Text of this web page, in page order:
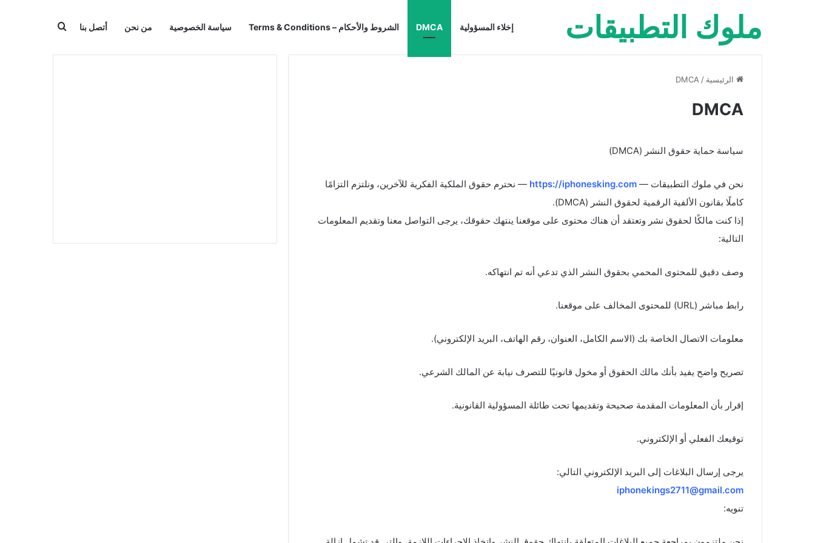
ملوك التطبيقات إخلاء المسؤولية DMCA الشروط والأحكام – Terms & Conditions سياسة الخصوصية من نحن أتصل بنا بحث عن
الرئيسية /
DMCA
DMCA
سياسة حماية حقوق النشر (DMCA)
نحن في ملوك التطبيقات — https://iphonesking.com — نحترم حقوق الملكية الفكرية للآخرين، ونلتزم التزامًا
كاملًا بقانون الألفية الرقمية لحقوق النشر (DMCA).
إذا كنت مالكًا لحقوق نشر وتعتقد أن هناك محتوى على موقعنا ينتهك حقوقك، يرجى التواصل معنا وتقديم المعلومات
التالية:
وصف دقيق للمحتوى المحمي بحقوق النشر الذي تدعي أنه تم انتهاكه.
رابط مباشر (URL) للمحتوى المخالف على موقعنا.
معلومات الاتصال الخاصة بك (الاسم الكامل، العنوان، رقم الهاتف، البريد الإلكتروني).
تصريح واضح يفيد بأنك مالك الحقوق أو مخول قانونيًا للتصرف نيابة عن المالك الشرعي.
إقرار بأن المعلومات المقدمة صحيحة وتقديمها تحت طائلة المسؤولية القانونية.
توقيعك الفعلي أو الإلكتروني.
يرجى إرسال البلاغات إلى البريد الإلكتروني التالي:
iphonekings2711@gmail.com
تنويه: